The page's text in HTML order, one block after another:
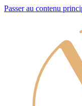
Passer au contenu